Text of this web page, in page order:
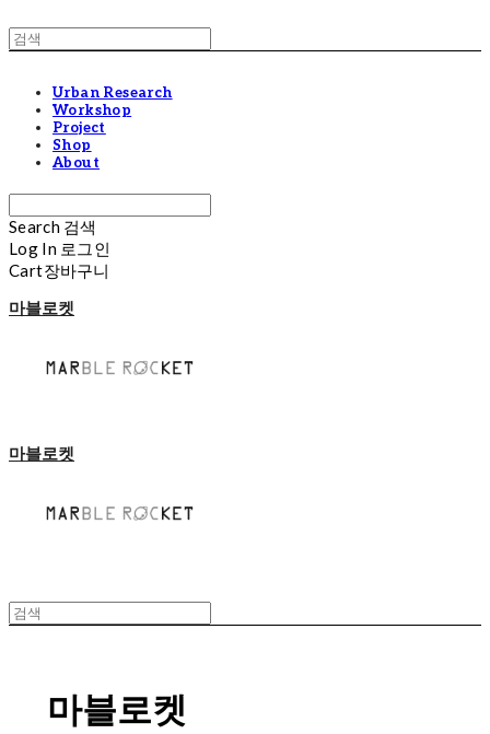
Urban Research
Workshop
Project
Shop
About
Search 검색
Log In 로그인
Cart장바구니
마블로켓
마블로켓
마블로켓